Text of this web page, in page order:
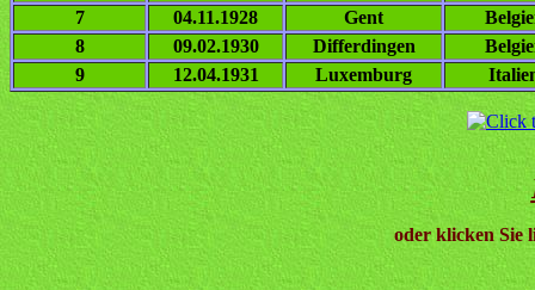
7
04.11.1928 Gent
8
09.02.1930 Differdingen
9
12.04.1931 Luxemburg
oder klicken Sie